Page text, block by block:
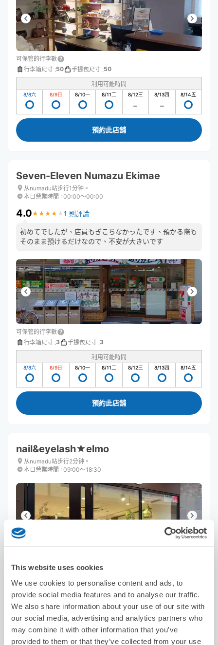
This website uses cookies
We use cookies to personalise content and ads, to
provide social media features and to analyse our traffic.
We also share information about your use of our site with
our social media, advertising and analytics partners who
may combine it with other information that you’ve
provided to them or that they’ve collected from your use
可保管的行李數
行李箱尺寸 :50 手提包尺寸 :50
利用可能時間
8/8六 8/9日 8/10一 8/11二 8/12三 8/13四 8/14五
預約此店舖
Seven-Eleven Numazu Ekimae
从numadu站步行1分钟。
本日營業時間 : 00:00〜00:00
4.0★ ★ ★ ★ ★
★ ★ ★ ★ ★ 1 則評論
初めてでしたが、店員もぎこちなかったです、預かる際も
そのまま預けるだけなので、不安が大きいです
可保管的行李數
行李箱尺寸 :3 手提包尺寸 :3
利用可能時間
8/8六 8/9日 8/10一 8/11二 8/12三 8/13四 8/14五
預約此店舖
nail&eyelash★elmo
从numadu站步行2分钟。
本日營業時間 : 09:00〜18:30
行李箱尺寸: 3 手提包尺寸:0
利用可能時間
8/8 六 8/9日 8/10一 8/12 8/14五
預約此店舖